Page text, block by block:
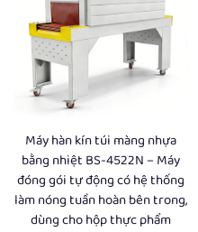
Máy hàn kín túi màng nhựa
bằng nhiệt BS-4522N – Máy
đóng gói tự động có hệ thống
làm nóng tuần hoàn bên trong,
dùng cho hộp thực phẩm